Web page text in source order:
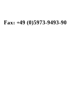
Fax: +49 (0)5973-9493-90